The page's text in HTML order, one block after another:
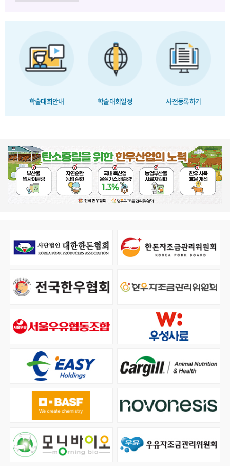
학술대회안내 학술대회일정 사전등록하기